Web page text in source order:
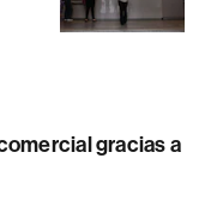
gracias a